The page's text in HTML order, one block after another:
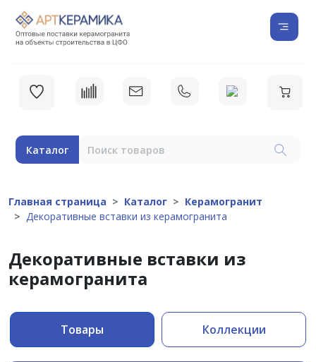
Каталог
Главная страница Каталог
Керамогранит
Декоративные вставки из керамогранита
Декоративные вставки из
керамогранита
Товары Коллекции